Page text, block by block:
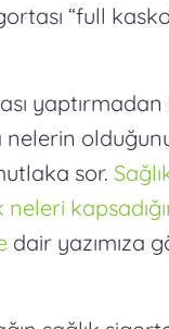
“full
nelerin
sor.
dair yazımıza